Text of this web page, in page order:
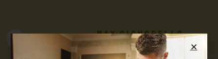
Max Signorello
Tattoo Supply